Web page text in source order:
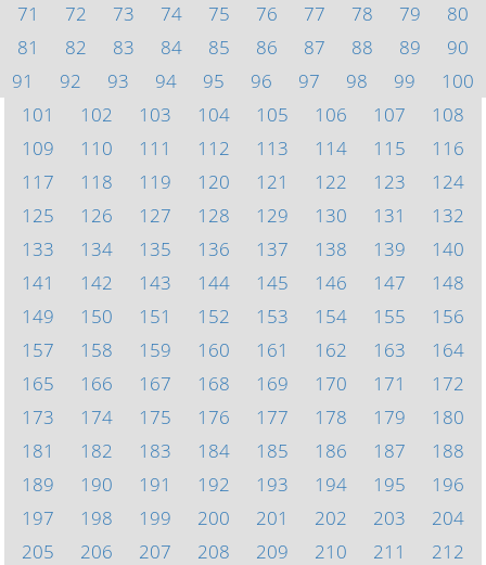
71
72 73 74 75 76 77 78 79
80
81
82 83 84 85 86 87 88 89
90
91
92 93 94 95 96 97 98 99
100
101
102 103 104 105 106 107
108
109
110 111 112 113 114 115
116
117
118 119 120 121 122 123
124
125
126 127 128 129 130 131
132
133
134 135 136 137 138 139
140
141
142 143 144 145 146 147
148
149
150 151 152 153 154 155
156
157
158 159 160 161 162 163
164
165
166 167 168 169 170 171
172
173
174 175 176 177 178 179
180
181
182 183 184 185 186 187
188
189
190 191 192 193 194 195
196
197
198 199 200 201 202 203
204
205
206 207 208 209 210 211
212